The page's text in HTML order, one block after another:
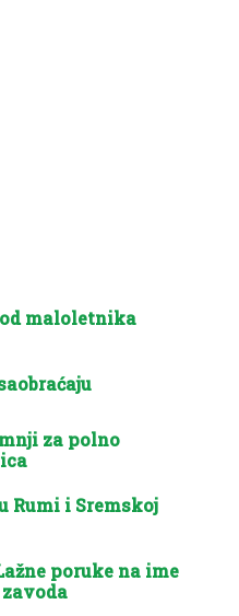
maloletnika
za polno
Rumi i Sremskoj
poruke na ime